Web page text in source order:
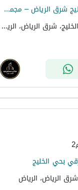
شقة فاخرة دور أرضي للبيع – حي الخليج شرق الرياض – مجمع خوالد 13
شارع الشيخ جابر الاحمد الصباح، حي الخليج، شرق الرياض، الرياض
بحي الخليج
الرياض، الرياض